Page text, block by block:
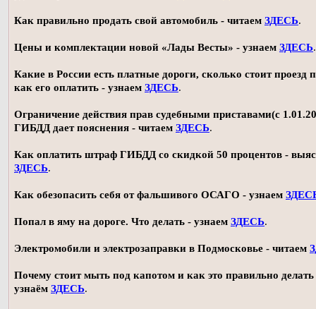
Как правильно продать свой автомобиль - читаем ЗДЕСЬ.
Цены и комплектации новой «Лады Весты» - узнаем ЗДЕСЬ.
Какие в России есть платные дороги, сколько стоит проезд
как его оплатить - узнаем ЗДЕСЬ.
Ограничение действия прав судебными приставами(с
ГИБДД дает пояснения - читаем ЗДЕСЬ.
Как оплатить штраф ГИБДД со скидкой 50 процентов -
ЗДЕСЬ.
Как обезопасить себя от фальшивого ОСАГО - узнаем
Попал в яму на дороге. Что делать - узнаем ЗДЕСЬ.
Электромобили и электрозаправки в Подмосковье - читаем
Почему стоит мыть под капотом и как это правильно делать
узнаём ЗДЕСЬ.